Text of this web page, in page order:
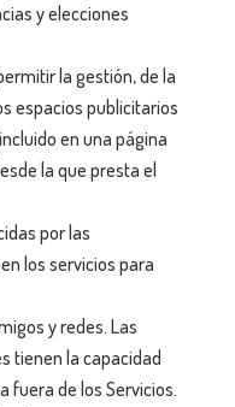
y elecciones
la gestión, de la
espacios publicitarios
en una página
la que presta el
por las
los servicios para
y redes. Las
tienen la capacidad
fuera de los Servicios.